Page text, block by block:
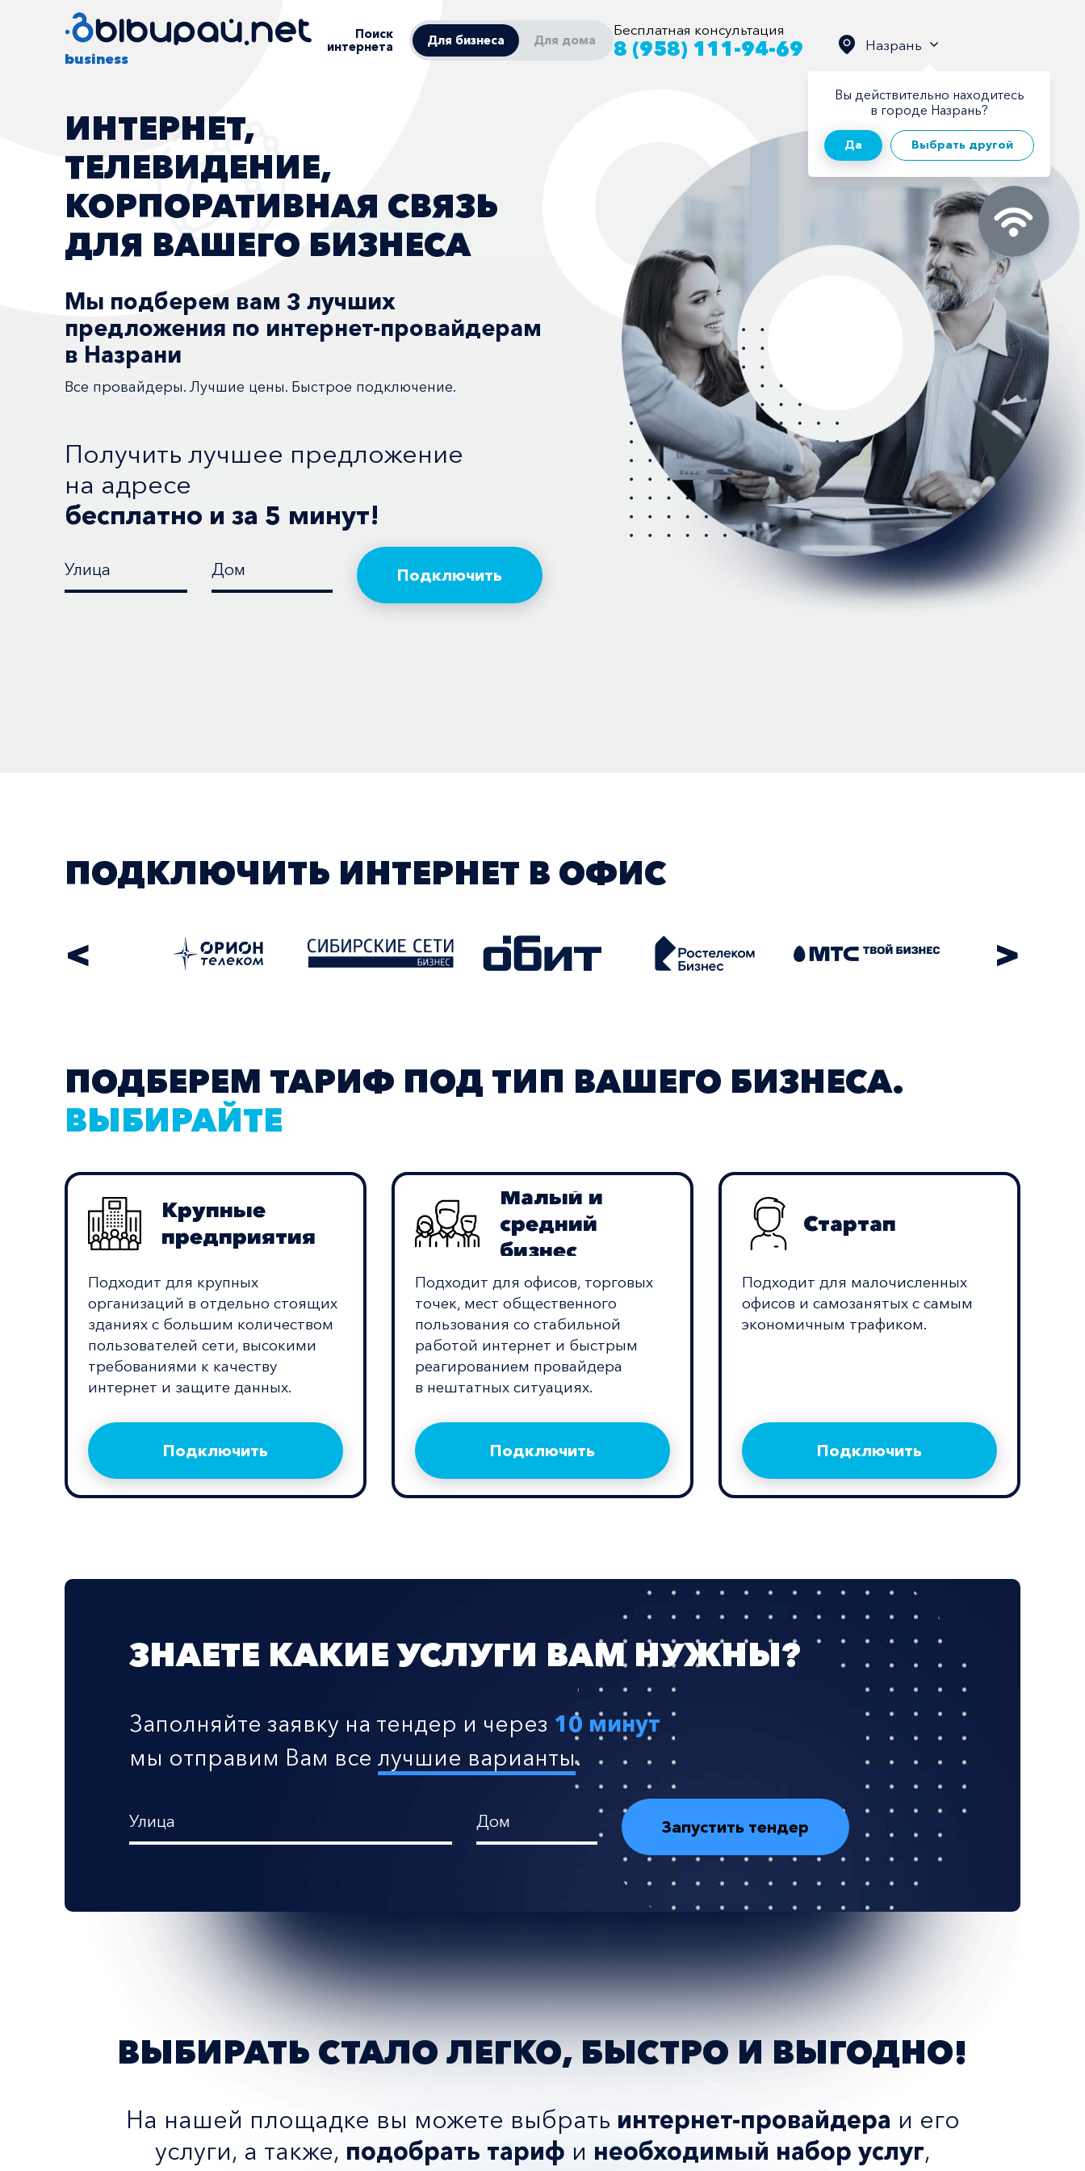
business
Поиск
интернета
Для бизнеса Для дома
Бесплатная консультация
8 (958) 111-94-69 Назрань
Вы действительно находитесь
в городе Назрань?
Да Выбрать другой
ПОМОГАЕМ МАЛОМУ
И СРЕДНЕМУ БИЗНЕСУ
С ПОДКЛЮЧЕНИЕМ
ИНТЕРНЕТА
Мы подберем вам 3 лучших
предложения по интернет-провайдерам
в Назрани
Все провайдеры. Лучшие цены. Быстрое подключение.
Получить лучшее предложение
на адресе
бесплатно и за 5 минут!
Улица Дом
ПОДКЛЮЧИТЬ ИНТЕРНЕТ В ОФИС
< >
ПОДБЕРЕМ ТАРИФ ПОД ТИП ВАШЕГО БИЗНЕСА.
ВЫБИРАЙТЕ
Крупные
предприятия
Подходит для крупных
организаций в отдельно стоящих
зданиях с большим количеством
пользователей сети, высокими
требованиями к качеству
интернет и защите данных.
Подключить
Малый и
средний
бизнес
Подходит для офисов, торговых
точек, мест общественного
пользования со стабильной
работой интернет и быстрым
реагированием провайдера
в нештатных ситуациях.
Подключить
Стартап
Подходит для малочисленных
офисов и самозанятых с самым
экономичным трафиком.
Подключить
ЗНАЕТЕ КАКИЕ УСЛУГИ ВАМ НУЖНЫ?
Заполняйте заявку на тендер и через 10 минут
мы отправим Вам все лучшие варианты.
Улица Дом
ВЫБИРАТЬ СТАЛО ЛЕГКО, БЫСТРО И ВЫГОДНО!
На нашей площадке вы можете выбрать интернет-провайдера и его
услуги, а также, подобрать тариф и необходимый набор услуг,